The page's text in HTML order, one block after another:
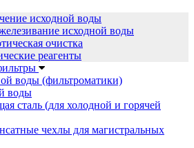
исходной воды
исходной воды
очистка
реагенты
воды (фильтроматики)
воды
сталь (для холодной и горячей
чехлы для магистральных